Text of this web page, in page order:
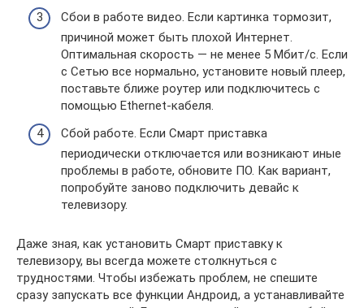
Сбои в работе видео. Если картинка тормозит,
причиной может быть плохой Интернет.
Оптимальная скорость — не менее 5 Мбит/с. Если
с Сетью все нормально, установите новый плеер,
поставьте ближе роутер или подключитесь с
помощью Ethernet-кабеля.
Сбой работе. Если Смарт приставка
периодически отключается или возникают иные
проблемы в работе, обновите ПО. Как вариант,
попробуйте заново подключить девайс к
телевизору.
Даже зная, как установить Смарт приставку к
телевизору, вы всегда можете столкнуться с
трудностями. Чтобы избежать проблем, не спешите
сразу запускать все функции Андроид, а устанавливайте